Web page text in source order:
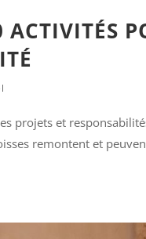
ACTIVITÉS
projets et
remontent et